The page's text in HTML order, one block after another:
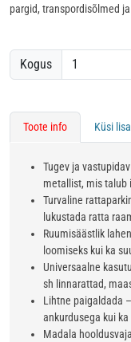
pargid, transpordisõlmed
Kogus
Toote info Küsi
Tugev ja
metallist, mis talub
Turvaline
lukustada ratta
Ruumisäästlik
loomiseks kui ka
Universaalne
sh linnarattad,
Lihtne paigaldada
ankurdusega kui
Madala